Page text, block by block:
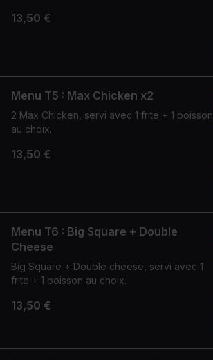
13,50 €
Menu T5 : Max Chicken x2
2 Max Chicken, servi avec 1 frite + 1 boisson
au choix.
13,50 €
Menu T6 : Big Square + Double
Cheese
Big Square + Double cheese, servi avec 1
frite + 1 boisson au choix.
13,50 €